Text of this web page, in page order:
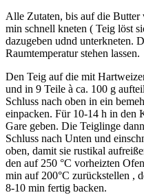
Alle Zutaten, bis auf die Butter
min schnell kneten ( Teig löst
dazugeben udnd unterkneten.
Raumtemperatur stehen lassen.
Den Teig auf die mit
und in 9 Teile à ca. 100 g
Schluss nach oben in ein
einpacken. Für 10-14 h in den
Gare geben. Die Teiglinge
Schluss nach Unten und
oben, damit sie rustikal
den auf 250 °C vorheizten
min auf 200°C zurückstellen ,
8-10 min fertig backen.